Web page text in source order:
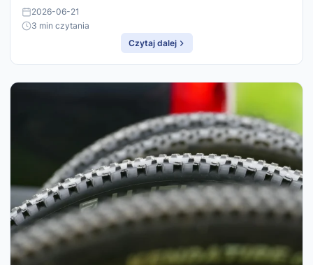
2026-06-21
3 min czytania
Czytaj dalej